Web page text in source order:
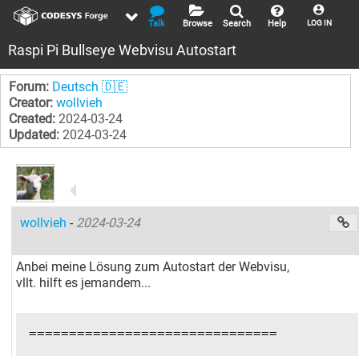
LOG IN
Help
Search
Browse
Talk
Raspi Pi Bullseye Webvisu Autostart
Forum: Deutsch 🇩🇪
Creator: wollvieh
Created: 2024-03-24
Updated: 2024-03-24
wollvieh- 2024-03-24
Anbei meine Lösung zum Autostart der Webvisu,
vllt. hilft es jemandem...
===============================